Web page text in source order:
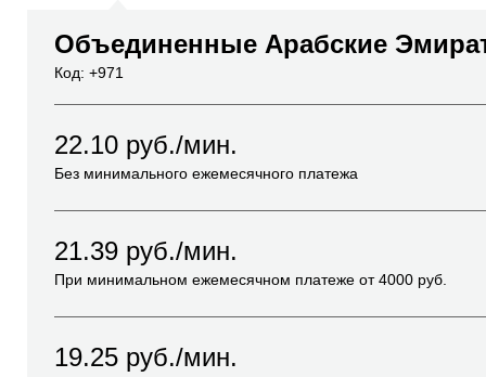
Объединенные Арабские
Код: +971
22.10 руб./мин.
Без минимального ежемесячного платежа
21.39 руб./мин.
При минимальном ежемесячном платеже от4000 руб.
19.25 руб./мин.